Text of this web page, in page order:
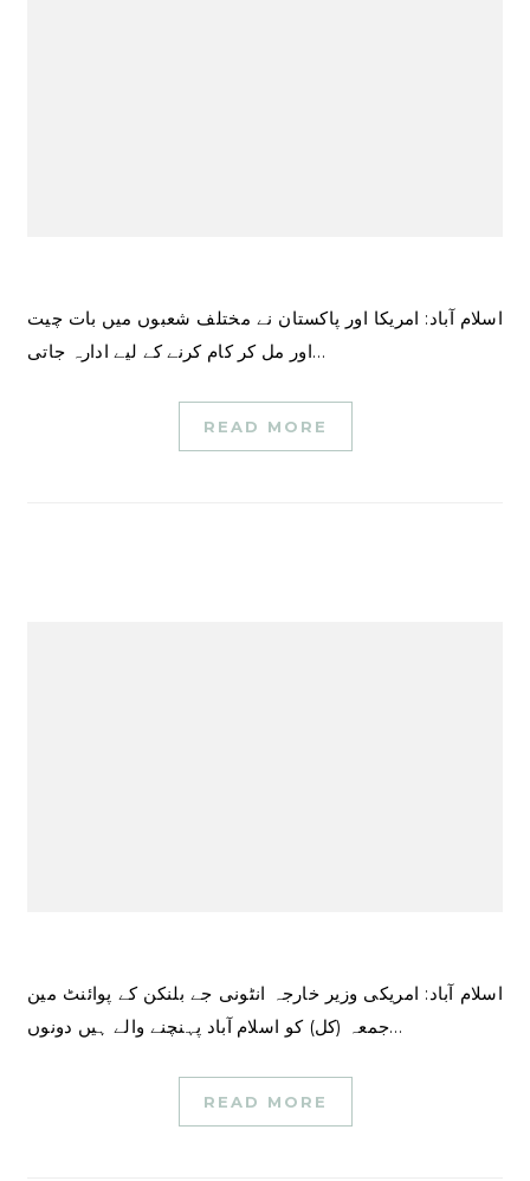
اسلام آباد: امریکا اور پاکستان نے مختلف شعبوں میں بات چیت
اور مل کر کام کرنے کے لیے ادارہ جاتی…
READ MORE
اسلام آباد: امریکی وزیر خارجہ انٹونی جے بلنکن کے پوائنٹ مین
جمعہ (کل) کو اسلام آباد پہنچنے والے ہیں دونوں…
READ MORE